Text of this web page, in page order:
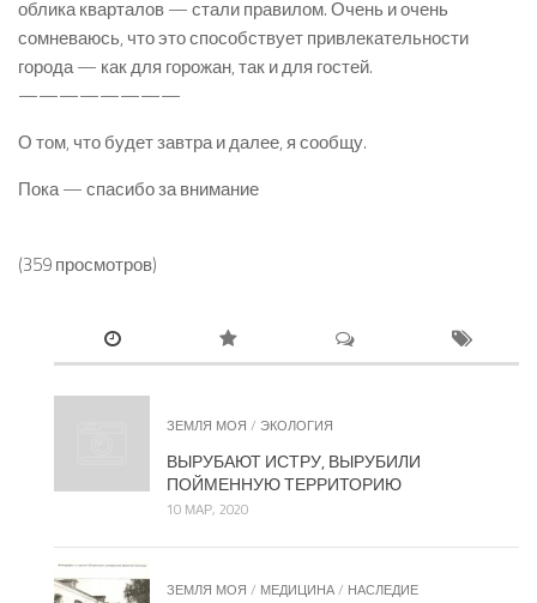
облика кварталов — стали правилом. Очень и очень
сомневаюсь, что это способствует привлекательности
города — как для горожан, так и для гостей.
————————
О том, что будет завтра и далее, я сообщу.
Пока — спасибо за внимание
(359 просмотров)
ЗЕМЛЯ МОЯ / ЭКОЛОГИЯ
ВЫРУБАЮТ ИСТРУ, ВЫРУБИЛИ
ПОЙМЕННУЮ ТЕРРИТОРИЮ
10 МАР, 2020
ЗЕМЛЯ МОЯ / МЕДИЦИНА/ НАСЛЕДИЕ